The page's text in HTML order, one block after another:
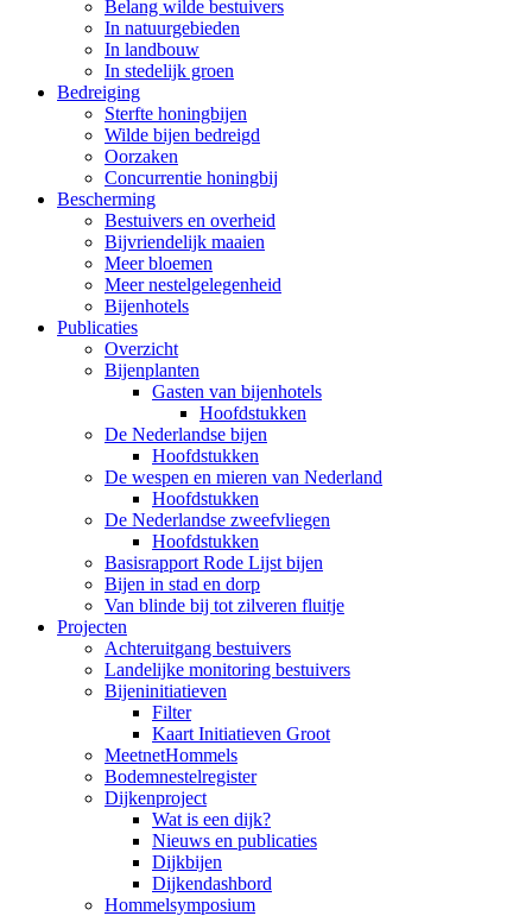
Belang wilde bestuivers
In natuurgebieden
In landbouw
In stedelijk groen
Bedreiging
Sterfte honingbijen
Wilde bijen bedreigd
Oorzaken
Concurrentie honingbij
Bescherming
Bestuivers en overheid
Bijvriendelijk maaien
Meer bloemen
Meer nestelgelegenheid
Bijenhotels
Publicaties
Overzicht
Bijenplanten
Gasten van bijenhotels
Hoofdstukken
De Nederlandse bijen
Hoofdstukken
De wespen en mieren van Nederland
Hoofdstukken
De Nederlandse zweefvliegen
Hoofdstukken
Basisrapport Rode Lijst bijen
Bijen in stad en dorp
Van blinde bij tot zilveren fluitje
Projecten
Achteruitgang bestuivers
Landelijke monitoring bestuivers
Bijeninitiatieven
Filter
Kaart Initiatieven Groot
MeetnetHommels
Bodemnestelregister
Dijkenproject
Wat is een dijk?
Nieuws en publicaties
Dijkbijen
Dijkendashbord
Hommelsymposium